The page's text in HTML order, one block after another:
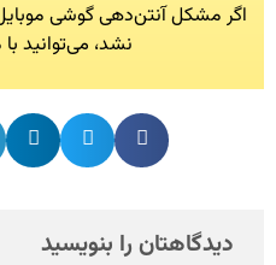
اگر مشکل آنتن‌دهی گوشی
نشد، می‌توانید
دیدگاهتان را بنویسید